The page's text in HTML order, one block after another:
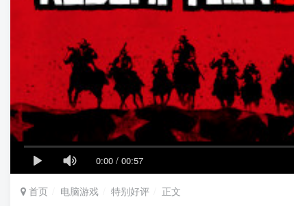
0:00 / 00:57
首页 电脑游戏 特别好评 正文